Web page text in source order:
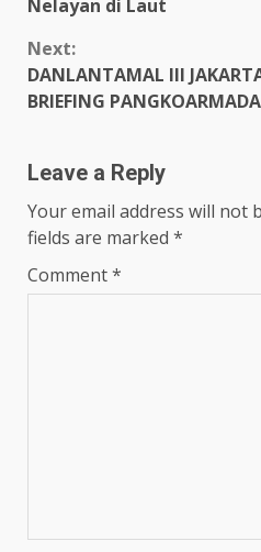
Nelayan di Laut
Next:
DANLANTAMAL III
BRIEFING
Leave a Reply
Your email address will not
fields are marked *
Comment*